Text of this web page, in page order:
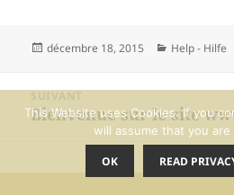
Publié
décembre 18, 2015 Catégories
Help - Hilfe
l’article
Article
Bienvenue sur le site
This Website uses Cookies. If you
will assume that you
OK READ